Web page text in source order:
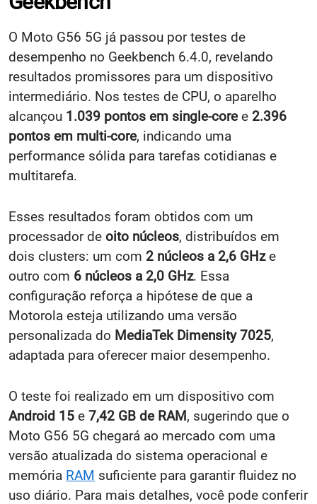
O Moto G56 5G já passou por testes de
desempenho no Geekbench 6.4.0, revelando
resultados promissores para um dispositivo
intermediário. Nos testes de CPU, o aparelho
alcançou 1.039 pontos em single-coree 2.396
pontos em multi-core, indicando uma
performance sólida para tarefas cotidianas e
multitarefa.
Esses resultados foram obtidos com um
processador de oito núcleos, distribuídos em
dois clusters: um com 2 núcleos a 2,6 GHze
outro com 6 núcleos a 2,0 GHz. Essa
configuração reforça a hipótese de que a
Motorola esteja utilizando uma versão
personalizada do MediaTek Dimensity 7025,
adaptada para oferecer maior desempenho.
O teste foi realizado em um dispositivo com
Android 15 e 7,42 GB de RAM, sugerindo que o
Moto G56 5G chegará ao mercado com uma
versão atualizada do sistema operacional e
memória RAM suficiente para garantir fluidez no
uso diário. Para mais detalhes, você pode conferir